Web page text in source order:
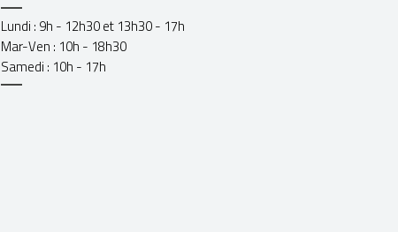
Lundi : 9h - 12h30 et 13h30 - 17h
Mar-Ven : 10h - 18h30
Samedi : 10h - 17h